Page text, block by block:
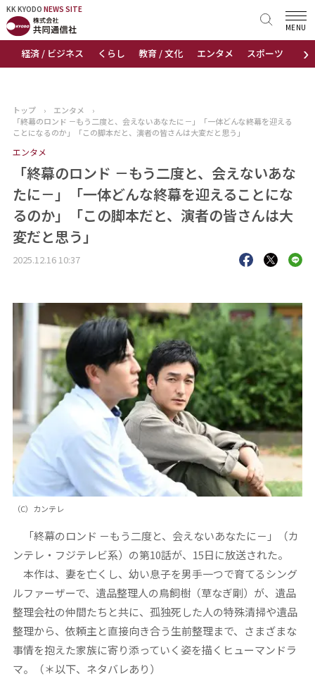
KK KYODO NEWS SITE
›
経済 / ビジネス くらし 教育 / 文化 エンタメ スポーツ 地域
MENU
KK KYODONEWS SITE
トップページ
ニュース
おすすめコンテンツ
出版物
会社概要
トップ › エンタメ
›
「終幕のロンド －もう二度と、会えないあなたに－」「一体どんな終幕を迎える
ことになるのか」「この脚本だと、演者の皆さんは大変だと思う」
エンタメ
「終幕のロンド －もう二度と、会えないあな
たに－」「一体どんな終幕を迎えることにな
るのか」「この脚本だと、演者の皆さんは大
変だと思う」
2025.12.16 10:37
（C）カンテレ
「終幕のロンド －もう二度と、会えないあなたに－」（カ
ンテレ・フジテレビ系）の第10話が、15日に放送された。
本作は、妻を亡くし、幼い息子を男手一つで育てるシング
ルファーザーで、遺品整理人の鳥飼樹（草なぎ剛）が、遺品
整理会社の仲間たちと共に、孤独死した人の特殊清掃や遺品
整理から、依頼主と直接向き合う生前整理まで、さまざまな
事情を抱えた家族に寄り添っていく姿を描くヒューマンドラ
マ。（＊以下、ネタバレあり）